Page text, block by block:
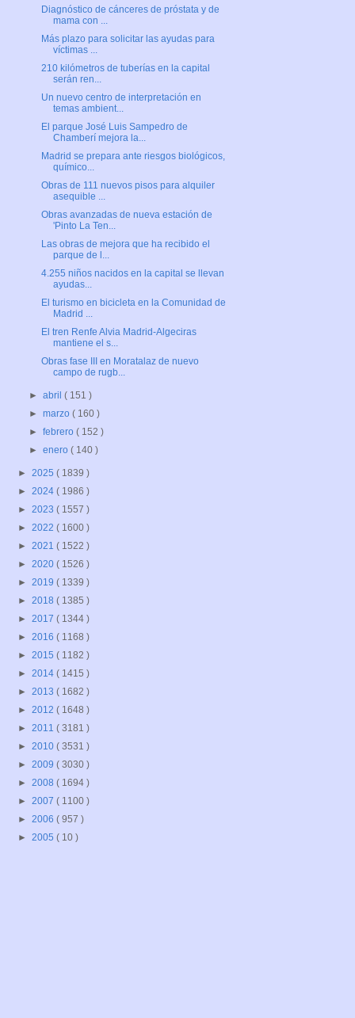
Diagnóstico de cánceres de próstata y de
mama con ...
Más plazo para solicitar las ayudas para
víctimas ...
210 kilómetros de tuberías en la capital
serán ren...
Un nuevo centro de interpretación en
temas ambient...
El parque José Luis Sampedro de
Chamberí mejora la...
Madrid se prepara ante riesgos biológicos,
químico...
Obras de 111 nuevos pisos para alquiler
asequible ...
Obras avanzadas de nueva estación de
'Pinto La Ten...
Las obras de mejora que ha recibido el
parque de l...
4.255 niños nacidos en la capital se llevan
ayudas...
El turismo en bicicleta en la Comunidad de
Madrid ...
El tren Renfe Alvia Madrid-Algeciras
mantiene el s...
Obras fase III en Moratalaz de nuevo
campo de rugb...
►abril( 151 )
►marzo( 160 )
►febrero( 152 )
►enero( 140 )
► 2025 ( 1839 )
► 2024 ( 1986 )
► 2023 ( 1557 )
► 2022 ( 1600 )
► 2021 ( 1522 )
► 2020 ( 1526 )
► 2019 ( 1339 )
► 2018 ( 1385 )
► 2017 ( 1344 )
► 2016 ( 1168 )
► 2015 ( 1182 )
► 2014 ( 1415 )
► 2013 ( 1682 )
► 2012 ( 1648 )
► 2011 ( 3181 )
► 2010 ( 3531 )
► 2009 ( 3030 )
► 2008 ( 1694 )
► 2007 ( 1100 )
► 2006 ( 957 )
► 2005 ( 10 )